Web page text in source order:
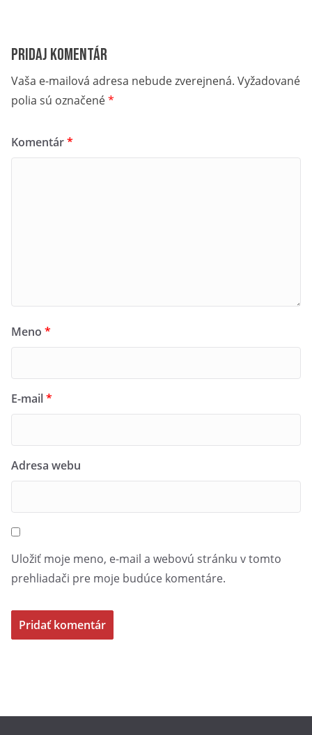
Pridaj komentár
Vaša e-mailová adresa nebude zverejnená. Vyžadované
polia sú označené*
Komentár*
Meno *
E-mail*
Adresa webu
Uložiť moje meno, e-mail a webovú stránku v tomto
prehliadači pre moje budúce komentáre.